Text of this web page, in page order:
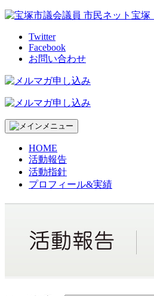
Skip
contentTwitter
Facebook
お問い合わせ
HOME
活動報告
活動指針
プロフィール&実績